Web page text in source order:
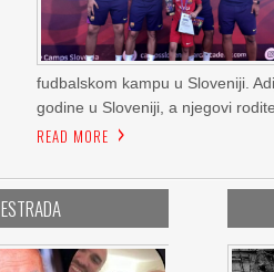
fudbalskom kampu u Sloveniji.
godine u Sloveniji, a njegovi
READ MORE
ESTRADA